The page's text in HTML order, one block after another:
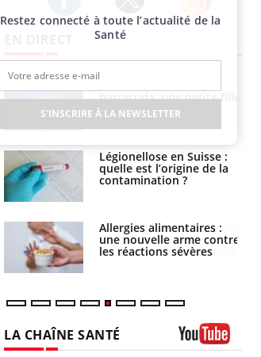
Facebook Twitter Instagram
barracuda, une petite fille
secourue grâce à un
réflexe essentiel
Légionellose en Suisse :
quelle est l’origine de la
contamination ?
Allergies alimentaires :
une nouvelle arme contre
les réactions sévères
LA CHAÎNE SANTÉ
Restez connecté à toute l’actualité de la
Santé
S'INSCRIRE À LA NEWSLETTER